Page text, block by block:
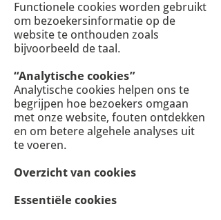
Functionele cookies worden gebruikt
om bezoekersinformatie op de
website te onthouden zoals
bijvoorbeeld de taal.
“Analytische cookies”
Analytische cookies helpen ons te
begrijpen hoe bezoekers omgaan
met onze website, fouten ontdekken
en om betere algehele analyses uit
te voeren.
Overzicht van cookies
Essentiële cookies